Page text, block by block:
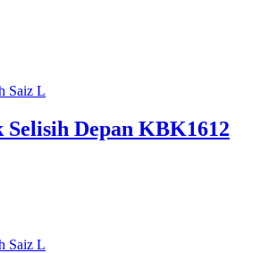
Saiz L
Depan KBK1612
Saiz L